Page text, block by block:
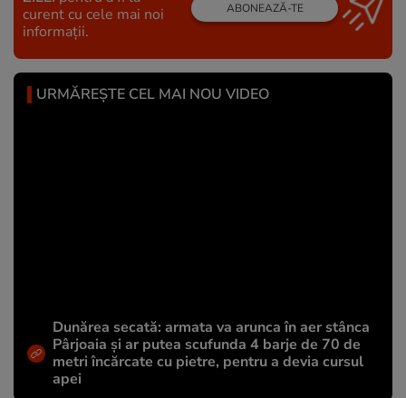
curent cu cele mai noi
informații.
ABONEAZĂ-TE
URMĂREȘTE CEL MAI NOU VIDEO
Dunărea secată: armata va arunca în aer stânca
Pârjoaia și ar putea scufunda 4 barje de 70 de
metri încărcate cu pietre, pentru a devia cursul
apei